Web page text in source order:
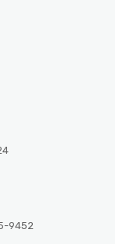
9452